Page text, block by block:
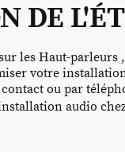
DE
les Haut-parleurs
votre
ou par
audio